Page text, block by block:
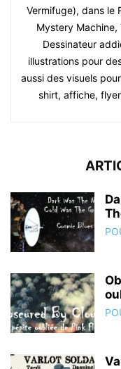
Vermifuge), dans le
Mystery
Dessinateur
illustrations pour
aussi des visuels
shirt, affiche,